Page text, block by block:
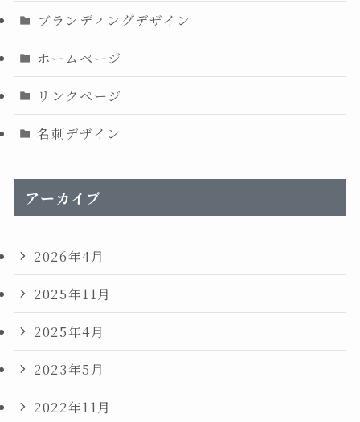
ブランディングデザイン
ホームページ
リンクページ
名刺デザイン
アーカイブ
2026年4月
2025年11月
2025年4月
2023年5月
2022年11月